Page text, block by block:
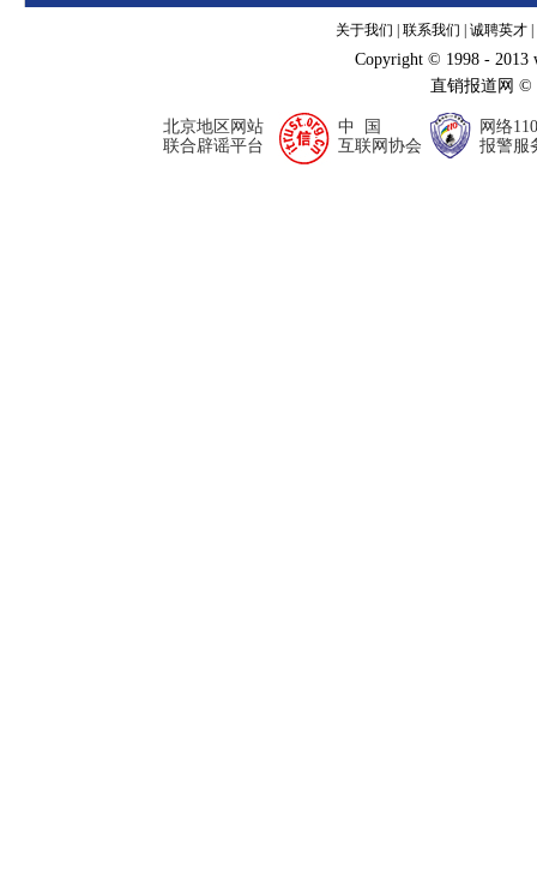
关于我们 联系我们 诚聘英才
Copyright © 1998 - 2013
直销报道网
北京地区网站
联合辟谣平台
中 国
互联网协会
网络110
报警服